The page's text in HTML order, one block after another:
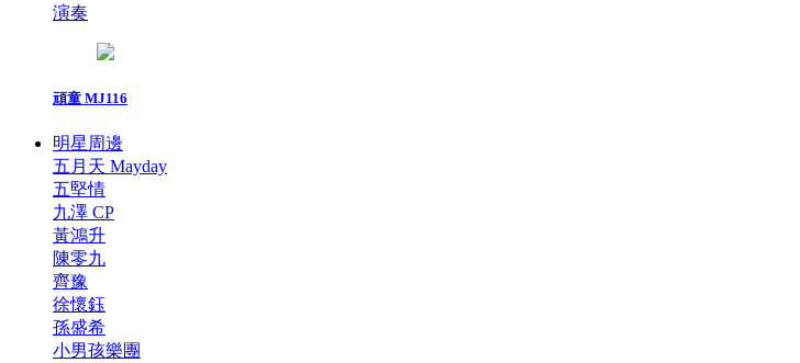
演奏
頑童 MJ116
明星周邊
五月天 Mayday
五堅情
九澤 CP
黃鴻升
陳零九
齊豫
徐懷鈺
孫盛希
小男孩樂團